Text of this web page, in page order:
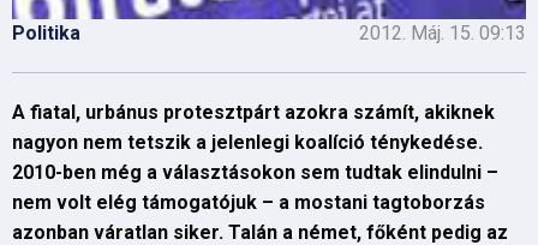
Politika 2012. Máj. 15. 09:13
A fiatal, urbánus protesztpárt azokra számít, akiknek
nagyon nem tetszik a jelenlegi koalíció ténykedése.
2010-ben még a választásokon sem tudtak elindulni –
nem volt elég támogatójuk – a mostani tagtoborzás
azonban váratlan siker. Talán a német, főként pedig az